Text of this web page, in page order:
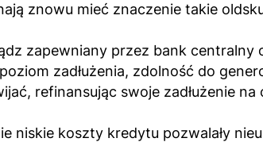
znowu mieć znaczenie takie
zapewniany przez bank centralny
zadłużenia, zdolność do
refinansując swoje zadłużenie
niskie koszty kredytu pozwalały